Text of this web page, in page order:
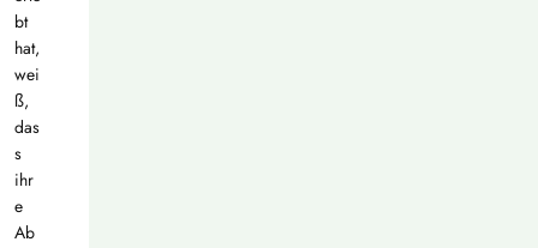
bt
hat,
wei
ß,
das
s
ihr
e
Ab